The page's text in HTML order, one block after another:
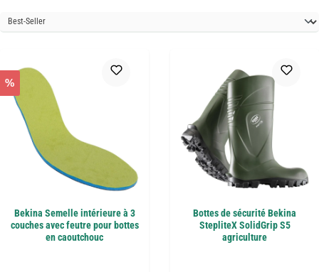
%
Bekina Semelle intérieure à 3
couches avec feutre pour bottes
en caoutchouc
Bottes de sécurité Bekina
StepliteX SolidGrip S5
agriculture